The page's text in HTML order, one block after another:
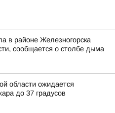
в районе Железногорска
сообщается о столбе дыма
области ожидается
до 37 градусов